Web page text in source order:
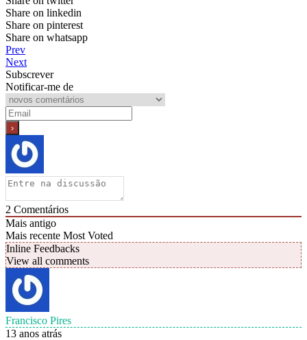
Share on linkedin
Share on pinterest
Share on whatsapp
Prev
Next
Subscrever
Notificar-me de
2 Comentários
Mais antigo
Mais recente Most Voted
Inline Feedbacks
View all comments
Francisco Pires
13 anos atrás